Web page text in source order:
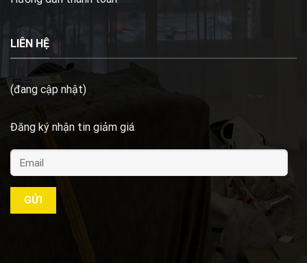
LIÊN HỆ
(đang cập nhật)
Đăng ký nhận tin giảm giá